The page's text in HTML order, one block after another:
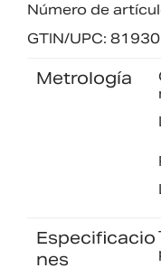
Número de
GTIN/UPC:
Metrología
Especificacio
nes